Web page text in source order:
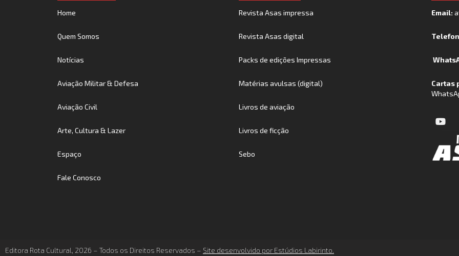
Home
Quem Somos
Notícias
Aviação Militar & Defesa
Aviação Civil
Arte, Cultura & Lazer
Espaço
Fale Conosco
Revista Asas impressa
Revista Asas digital
Packs de edições Impressas
Matérias avulsas (digital)
Livros de aviação
Livros de ficção
Sebo
Email:
Cartas
Editora Rota Cultural, 2026 – Todos os Direitos Reservados – Site desenvolvido por Estúdios Labirinto.